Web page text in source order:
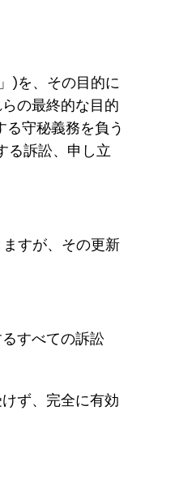
)を、その目的に
の最終的な目的
守秘義務を負う
る訴訟、申し立
すが、その更新
すべての訴訟
ず、完全に有効